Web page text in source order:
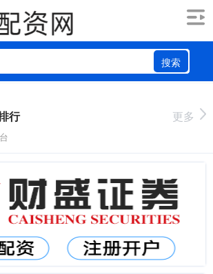
搜索
行 更多